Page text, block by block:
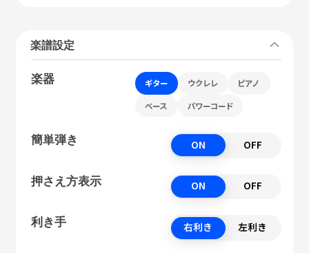
楽譜設定
楽器 ギター ウクレレ ピアノ
ベース パワーコード
簡単弾き ON OFF
押さえ方表示 ON OFF
利き手 右利き 左利き